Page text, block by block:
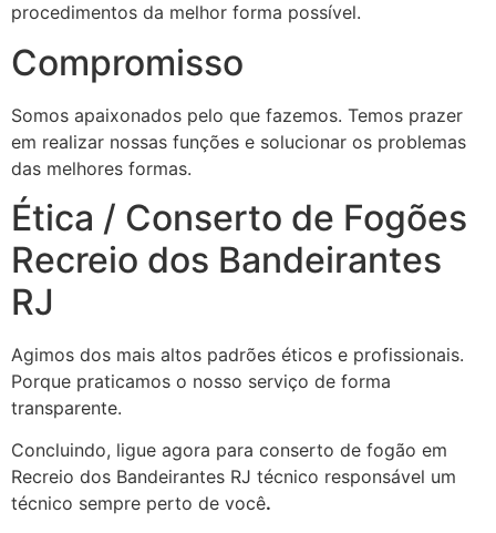
procedimentos da melhor forma possível.
Compromisso
Somos apaixonados pelo que fazemos. Temos prazer
em realizar nossas funções e solucionar os problemas
das melhores formas.
Ética / Conserto de Fogões
Recreio dos Bandeirantes
RJ
Agimos dos mais altos padrões éticos e profissionais.
Porque praticamos o nosso serviço de forma
transparente.
Concluindo, ligue agora para conserto de fogão em
Recreio dos Bandeirantes RJ técnico responsável um
técnico sempre perto de você.